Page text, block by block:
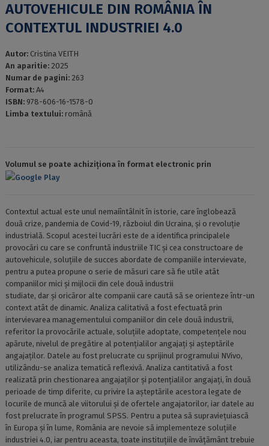
AUTOVEHICULE DIN ROMÂNIA ÎN
CONTEXTUL INDUSTRIEI 4.0
Autor: Cristina VEITH
An aparitie: 2025
Numar de pagini: 263
Format: A4
ISBN: 978-606-16-1578-0
Limba textului: română
Volumul se poate achiziționa în format electronic prin
Google Play
Contextul actual este unul nemaiîntâlnit în istorie, care înglobează
două crize, pandemia de Covid-19, războiul din Ucraina, și o revoluție
industrială. Scopul acestei lucrări este de a identifica principalele
provocări cu care se confruntă industriile TIC și cea constructoare de
autovehicule, soluțiile de succes abordate de companiile intervievate,
pentru a putea propune o serie de măsuri care să fie utile atât
companiilor mici și mijlocii din cele două industrii
studiate, dar și oricăror alte companii care caută să se orienteze într-un
context atât de dinamic. Analiza calitativă a fost efectuată prin
intervievarea managementului companiilor din cele două industrii,
referitor la provocările actuale, soluțiile adoptate, competențele nou
apărute, nivelul de pregătire al potențialilor angajați și așteptările
angajaților. Datele au fost prelucrate cu sprijinul programului NVivo,
utilizându-se analiza tematică reflexivă. Analiza cantitativă a fost
realizată prin chestionarea angajaților și potențialilor angajați, în două
perioade de timp diferite, cu privire la așteptările acestora legate de
locurile de muncă ale viitorului și de ofertele angajatorilor, iar datele au
fost prelucrate în programul SPSS. Pentru a putea să supraviețuiască
în Europa și în lume, România are nevoie să implementeze soluțiile
industriei 4.0, iar pentru aceasta, toate instituțiile de învățământ trebuie